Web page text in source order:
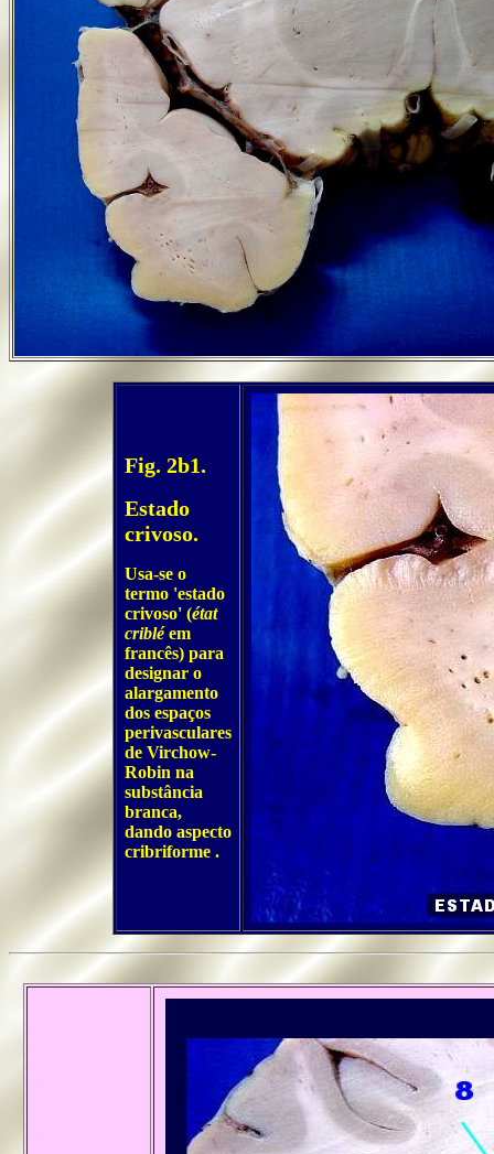
Fig. 2b1.
Estado
crivoso.
Usa-se o
termo 'estado
crivoso' (état
cribléem
francês) para
designar o
alargamento
dos espaços
perivasculares
de Virchow-
Robin na
substância
branca,
dando aspecto
cribriforme .
..